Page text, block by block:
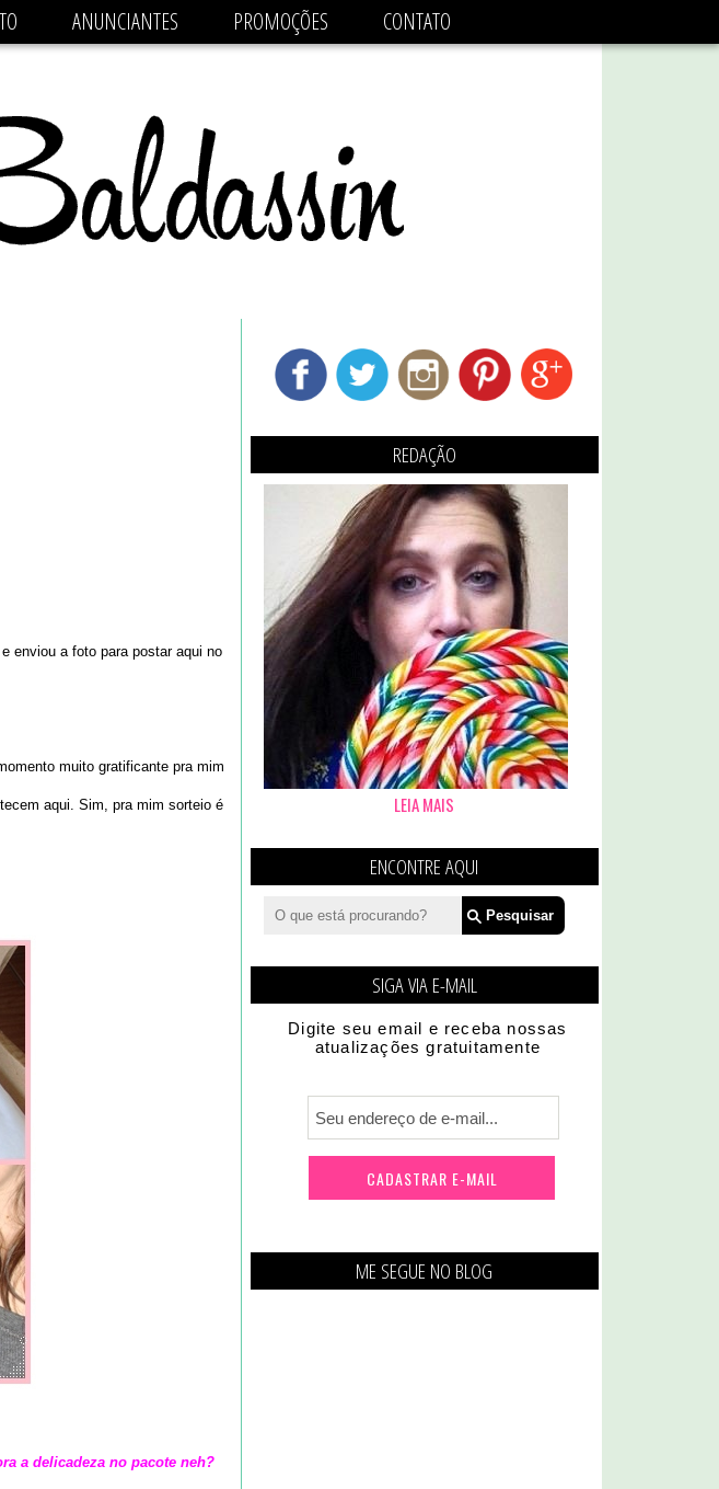
pagead/js/adsbygoogle.js'/>
ANUNCIANTES PROMOÇÕES CONTATO
enviou a foto para postar aqui no
muito gratificante pra mim
aqui. Sim, pra mim sorteio é
a delicadeza no pacote neh?
REDAÇÃO
LEIA MAIS
ENCONTRE AQUI
SIGA VIA E-MAIL
Digite seu email e receba nossas
atualizações gratuitamente
ME SEGUE NO BLOG